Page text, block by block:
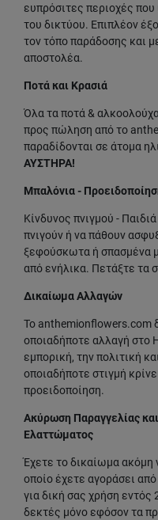
ευπρόσιτες περιοχές
του δικτύου. Επιπλέον
τον τόπο παράδοσης και
αποστολέα.
Ποτά και Κρασιά
Όλα τα ποτά &
προς πώληση από το
παραδίδονται σε άτομα
ΑΥΣΤΗΡΑ!
Μπαλόνια -
Κίνδυνος πνιγμού -
πνιγούν ή να πάθουν
ξεφούσκωτα ή σπασμένα
από ενήλικα. Πετάξτε τα
Δικαίωμα Αλλαγών
Το anthemionflowers.com
οποιαδήποτε αλλαγή στο
εμπορική, την πολιτική
οποιαδήποτε στιγμή
προειδοποίηση.
Ακύρωση Παραγγελίας
Ελαττώματος
Έχετε το δικαίωμα ακόμη
οποίο έχετε αγοράσει
για δική σας χρήση
δεκτές μόνο εφόσον τα